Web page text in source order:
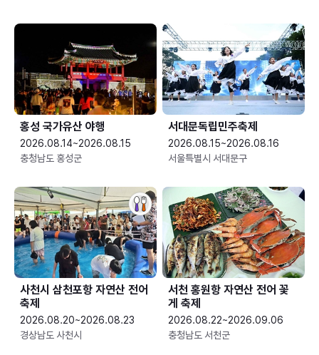
홍성 국가유산 야행
2026.08.14~2026.08.15
충청남도 홍성군
서대문독립민주축제
2026.08.15~2026.08.16
서울특별시 서대문구
사천시 삼천포항 자연산 전어
축제
2026.08.20~2026.08.23
경상남도 사천시
서천 홍원항 자연산 전어 꽃
게 축제
2026.08.22~2026.09.06
충청남도 서천군